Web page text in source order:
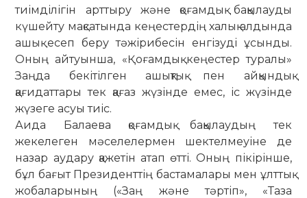
тиімділігін арттыру және қоғамдық бақылауды
күшейту мақсатында кеңестердің халық алдында
ашық есеп беру тәжірибесін енгізуді ұсынды.
Оның айтуынша, «Қоғамдық кеңестер туралы»
Заңда бекітілген ашықтық пен айқындық
қағидаттары тек қағаз жүзінде емес, іс жүзінде
жүзеге асуы тиіс.
Аида Балаева қоғамдық бақылаудың тек
жекелеген мәселелермен шектелмеуіне де
назар аудару қажетін атап өтті. Оның пікірінше,
бұл бағыт Президенттің бастамалары мен ұлттық
жобаларының («Заң және тәртіп», «Таза